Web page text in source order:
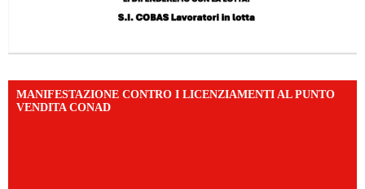
MANIFESTAZIONE CONTRO I LICENZIAMENTI AL PUNTO
VENDITA CONAD